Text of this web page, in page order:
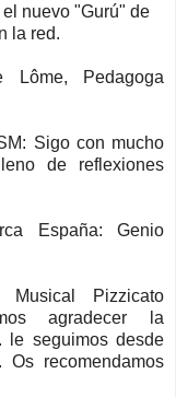
nuevo "Gurú" de
la red.
Lôme, Pedagoga
Sigo con mucho
de reflexiones
España: Genio
Musical Pizzicato
agradecer la
le seguimos desde
recomendamos